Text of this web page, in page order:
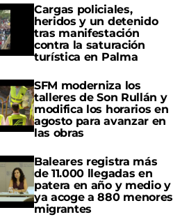
Cargas policiales,
heridos y un detenido
tras manifestación
contra la saturación
turística en Palma
SFM moderniza los
talleres de Son Rullán y
modifica los horarios en
agosto para avanzar en
las obras
Baleares registra más
de 11.000 llegadas en
patera en año y medio y
ya acoge a 880 menores
migrantes